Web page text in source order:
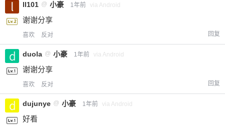
ll101 @ 小豪 1年前 via Android
谢谢分享
喜欢 反对 回复
duola @ 小豪 1年前 via Android
谢谢分享
喜欢 反对 回复
dujunye @ 小豪 1年前 via Android
好看